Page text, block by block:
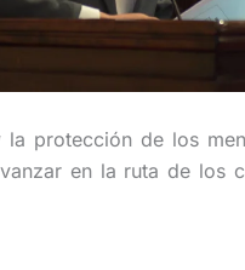
la protección de los
en la ruta de los